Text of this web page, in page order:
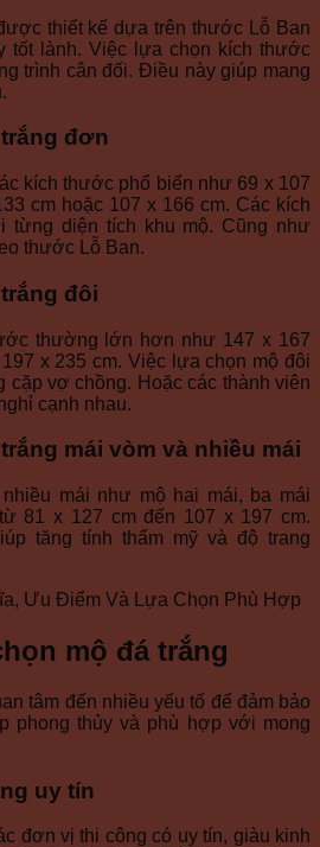
thiết kế dựa trên thước Lỗ Ban
tốt lành. Việc lựa chọn kích thước
trình cân đối. Điều này giúp mang
đơn
kích thước phổ biến như 69 x 107
cm hoặc 107 x 166 cm. Các kích
từng diện tích khu mộ. Cũng như
thước Lỗ Ban.
đôi
thường lớn hơn như 147 x 167
x 235 cm. Việc lựa chọn mộ đôi
vợ chồng. Hoặc các thành viên
cạnh nhau.
mái vòm và nhiều mái
mái như mộ hai mái, ba mái
81 x 127 cm đến 107 x 197 cm.
tăng tính thẩm mỹ và độ trang
mộ đá trắng
tâm đến nhiều yếu tố để đảm bảo
phong thủy và phù hợp với mong
uy tín
đơn vị thi công có uy tín, giàu kinh